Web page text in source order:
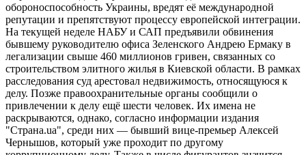
обороноспособность Украины, вредят её международной
репутации и препятствуют процессу европейской интеграции.
На текущей неделе НАБУ и САП предъявили обвинения
бывшему руководителю офиса Зеленского Андрею Ермаку в
легализации свыше 460 миллионов гривен, связанных со
строительством элитного жилья в Киевской области. В рамках
расследования суд арестовал недвижимость, относящуюся к
делу. Позже правоохранительные органы сообщили о
привлечении к делу ещё шести человек. Их имена не
раскрываются, однако, согласно информации издания
"Страна.ua", среди них — бывший вице-премьер Алексей
Чернышов, который уже проходит по другому